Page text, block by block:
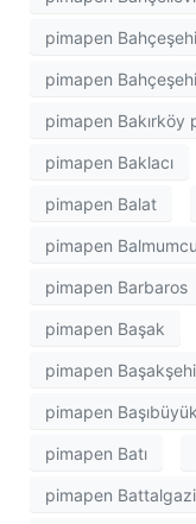
pimapen
pimapen
pimapen Bakırköy
pimapen Baklacı
pimapen Balat
pimapen Balmumcu
pimapen Barbaros
pimapen Başak
pimapen
pimapen Başıbüyük
pimapen Batı
pimapen Battalgazi